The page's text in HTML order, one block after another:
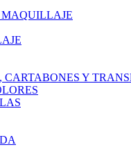
MAQUILLAJE
Y